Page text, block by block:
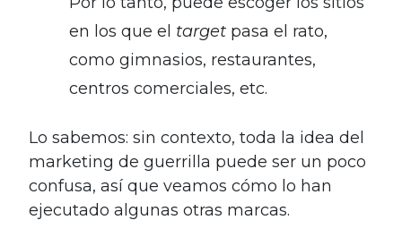
en los que el target pasa el rato,
como gimnasios, restaurantes,
centros comerciales, etc.
Lo sabemos: sin contexto, toda la idea del
marketing de guerrilla puede ser un poco
confusa, así que veamos cómo lo han
ejecutado algunas otras marcas.